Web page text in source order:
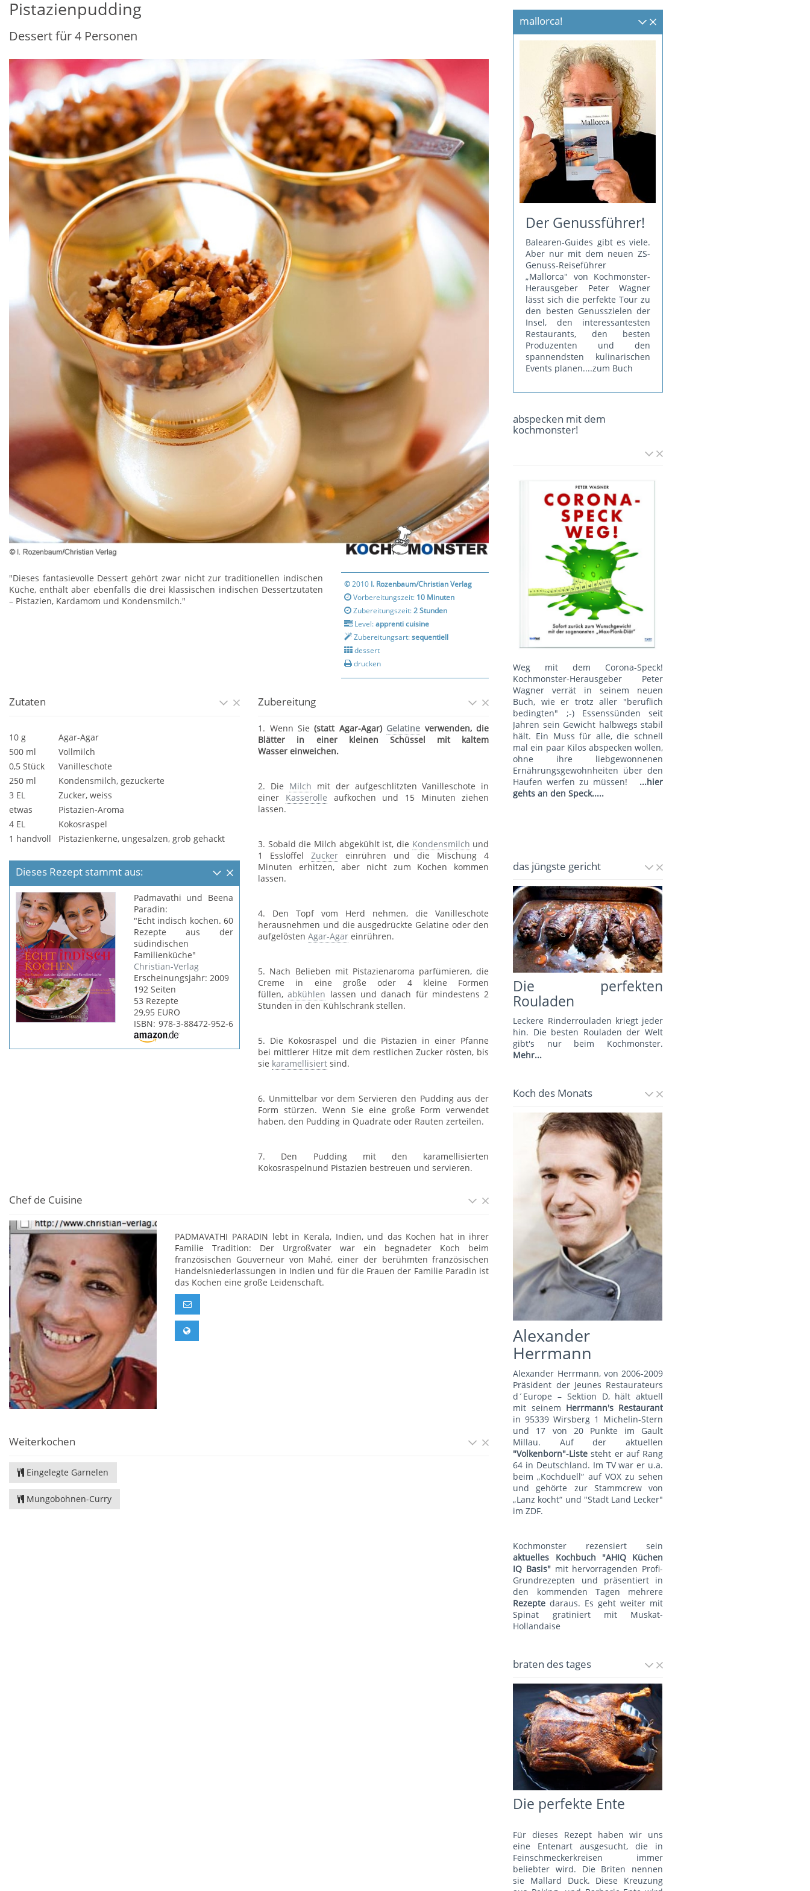
Pistazienpudding
Dessert für 4 Personen
"Dieses fantasievolle Dessert gehört zwar nicht zur traditionellen indischen
Küche, enthält aber ebenfalls die drei klassischen indischen Dessertzutaten
– Pistazien, Kardamom und Kondensmilch."
©2010 I. Rozenbaum/Christian Verlag
Vorbereitungszeit: 10 Minuten
Zubereitungszeit:2 Stunden
Level:apprenti cuisine
Zubereitungsart:sequentiell
dessert
drucken
Zutaten
10 g
Agar-Agar
500 ml
Vollmilch
0,5 Stück
Vanilleschote
250 ml
Kondensmilch, gezuckerte
3 EL
Zucker, weiss
etwas
Pistazien-Aroma
4 EL
Kokosraspel
1 handvoll
Pistazienkerne, ungesalzen, grob gehackt
Dieses Rezept stammt aus:
Padmavathi und Beena
Paradin:
"Echt indisch kochen. 60
Rezepte aus der
südindischen
Familienküche"
Christian-Verlag
Erscheinungsjahr: 2009
192 Seiten
53 Rezepte
29,95 EURO
ISBN: 978-3-88472-952-6
Zubereitung
1. Wenn Sie(statt Agar-Agar) Gelatine verwenden, die
Blätter in einer kleinen Schüssel mit kaltem
Wasser einweichen.
2. Die Milch mit der aufgeschlitzten Vanilleschote in
einer Kasserolle aufkochen und 15 Minuten ziehen
lassen.
3. Sobald die Milch abgekühlt ist, die Kondensmilch und
1 EsslöffelZucker einrühren und die Mischung 4
Minuten erhitzen, aber nicht zum Kochen kommen
lassen.
4. Den Topf vom Herd nehmen, die Vanilleschote
herausnehmen und die ausgedrückte Gelatine oder den
aufgelöstenAgar-Agar einrühren.
5. Nach Belieben mit Pistazienaroma parfümieren, die
Creme in eine große oder 4 kleine Formen
füllen,abkühlen lassen und danach für mindestens 2
Stunden in den Kühlschrank stellen.
5. Die Kokosraspel und die Pistazien in einer Pfanne
bei mittlerer Hitze mit dem restlichen Zucker rösten, bis
sie karamellisiert sind.
6. Unmittelbar vor dem Servieren den Pudding aus der
Form stürzen. Wenn Sie eine große Form verwendet
haben, den Pudding in Quadrate oder Rauten zerteilen.
7. Den Pudding mit den karamellisierten
Kokosraspelnund Pistazien bestreuen und servieren.
Chef de Cuisine
PADMAVATHI PARADIN lebt in Kerala, Indien, und das Kochen hat in ihrer
Familie Tradition: Der Urgroßvater war ein begnadeter Koch beim
französischen Gouverneur von Mahé, einer der berühmten französischen
Handelsniederlassungen in Indien und für die Frauen der Familie Paradin ist
das Kochen eine große Leidenschaft.
Weiterkochen
Eingelegte Garnelen
Mungobohnen-Curry
mallorca!
Der Genussführer!
Balearen-Guides gibt es viele.
Aber nur mit dem neuen ZS-
Genuss-Reiseführer
„Mallorca" von Kochmonster-
Herausgeber Peter Wagner
lässt sich die perfekte Tour zu
den besten Genusszielen der
Insel, den interessantesten
Restaurants, den besten
Produzenten und den
spannendsten kulinarischen
Events planen....zum Buch
abspecken mit dem
kochmonster!
Weg mit dem Corona-Speck!
Kochmonster-Herausgeber Peter
Wagner verrät in seinem neuen
Buch, wie er trotz aller "beruflich
bedingten" ;-) Essenssünden seit
Jahren sein Gewicht halbwegs stabil
hält. Ein Muss für alle, die schnell
mal ein paar Kilos abspecken wollen,
ohne ihre liebgewonnenen
Ernährungsgewohnheiten über den
Haufen werfen zu müssen!
...hier
gehts an den Speck.....
das jüngste gericht
Die perfekten
Rouladen
Leckere Rinderrouladen kriegt jeder
hin. Die besten Rouladen der Welt
gibt's nur beim Kochmonster.
Mehr...
Koch des Monats
Alexander
Herrmann
Alexander Herrmann, von 2006-2009
Präsident der Jeunes Restaurateurs
d´Europe – Sektion D, hält aktuell
mit seinem Herrmann's Restaurant
in 95339 Wirsberg 1 Michelin-Stern
und 17 von 20 Punkte im Gault
Millau. Auf der aktuellen
"Volkenborn"-Liste steht er auf Rang
64 in Deutschland. Im TV war er u.a.
beim „Kochduell“ auf VOX zu sehen
und gehörte zur Stammcrew von
„Lanz kocht“ und "Stadt Land Lecker"
im ZDF.
Kochmonster rezensiert sein
aktuelles Kochbuch "AHIQ Küchen
IQ Basis" mit hervorragenden Profi-
Grundrezepten und präsentiert in
den kommenden Tagen mehrere
Rezepte daraus. Es geht weiter mit
Spinat gratiniert mit Muskat-
Hollandaise
braten des tages
Die perfekte Ente
Für dieses Rezept haben wir uns
eine Entenart ausgesucht, die in
Feinschmeckerkreisen immer
beliebter wird. Die Briten nennen
sie Mallard Duck. Diese Kreuzung